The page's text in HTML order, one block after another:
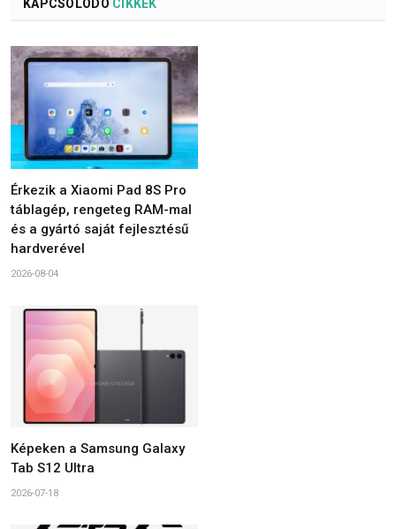
KAPCSOLÓDÓ CIKKEK
Érkezik a Xiaomi Pad 8S Pro
táblagép, rengeteg RAM-mal
és a gyártó saját fejlesztésű
hardverével
2026-08-04
Képeken a Samsung Galaxy
Tab S12 Ultra
2026-07-18